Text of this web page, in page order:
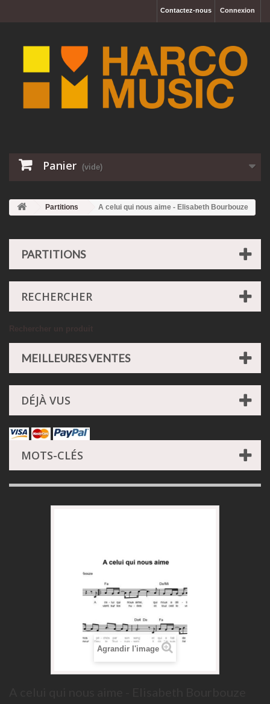
Connexion
Contactez-nous
Panier (vide)
Partitions A celui qui nous aime - Elisabeth Bourbouze
PARTITIONS
RECHERCHER
MEILLEURES VENTES
DÉJÀ VUS
MOTS-CLÉS
Agrandir l'image